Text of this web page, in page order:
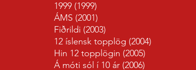
1999 (1999)
ÁMS (2001)
Fiðrildi (2003)
12 íslensk topplög (2004)
Hin 12 topplögin (2005)
Á móti sól í 10 ár (2006)